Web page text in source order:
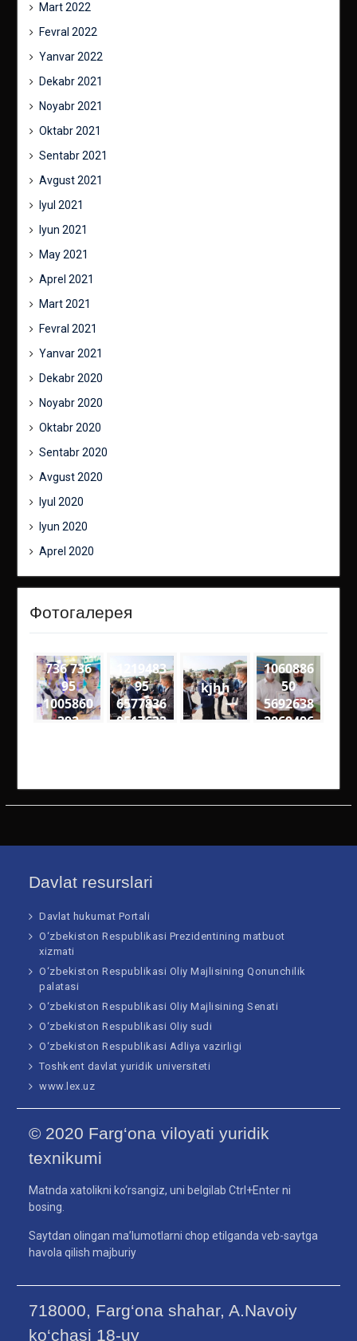
Mart 2022
Fevral 2022
Yanvar 2022
Dekabr 2021
Noyabr 2021
Oktabr 2021
Sentabr 2021
Avgust 2021
Iyul 2021
Iyun 2021
May 2021
Aprel 2021
Mart 2021
Fevral 2021
Yanvar 2021
Dekabr 2020
Noyabr 2020
Oktabr 2020
Sentabr 2020
Avgust 2020
Iyul 2020
Iyun 2020
Aprel 2020
Фотогалерея
736 736
95
1005860
392
1219483
95
6577836
0517632
5906 n
kjhh
1060886
50
5692638
2069496
60108 n
Davlat resurslari
Davlat hukumat Portali
O‘zbekiston Respublikasi Prezidentining matbuot
xizmati
O‘zbekiston Respublikasi Oliy Majlisining Qonunchilik
palatasi
O‘zbekiston Respublikasi Oliy Majlisining Senati
O‘zbekiston Respublikasi Oliy sudi
O‘zbekiston Respublikasi Adliya vazirligi
Toshkent davlat yuridik universiteti
www.lex.uz
© 2020 Farg‘ona viloyati yuridik
texnikumi
Matnda xatolikni ko‘rsangiz, uni belgilab Ctrl+Enter ni
bosing.
Saytdan olingan ma’lumotlarni chop etilganda veb-saytga
havola qilish majburiy
718000, Farg‘ona shahar, A.Navoiy
ko‘chasi 18-uy